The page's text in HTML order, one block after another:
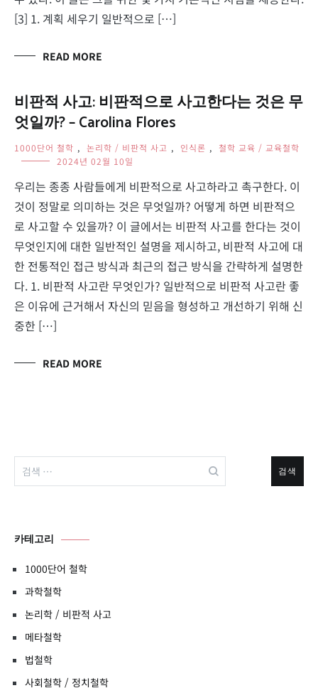
[3] 1. 계획 세우기 일반적으로 […]
READ MORE
비판적 사고: 비판적으로 사고한다는 것은 무
엇일까? – Carolina Flores
1000단어 철학 , 논리학 / 비판적 사고 , 인식론 ,
철학 교육 / 교육철학
2024년 02월 10일
우리는 종종 사람들에게 비판적으로 사고하라고 촉구한다. 이
것이 정말로 의미하는 것은 무엇일까? 어떻게 하면 비판적으
로 사고할 수 있을까? 이 글에서는 비판적 사고를 한다는 것이
무엇인지에 대한 일반적인 설명을 제시하고, 비판적 사고에 대
한 전통적인 접근 방식과 최근의 접근 방식을 간략하게 설명한
다. 1. 비판적 사고란 무엇인가? 일반적으로 비판적 사고란 좋
은 이유에 근거해서 자신의 믿음을 형성하고 개선하기 위해 신
중한 […]
READ MORE
검
색:
카테고리
1000단어 철학
과학철학
논리학 / 비판적 사고
메타철학
법철학
사회철학 / 정치철학